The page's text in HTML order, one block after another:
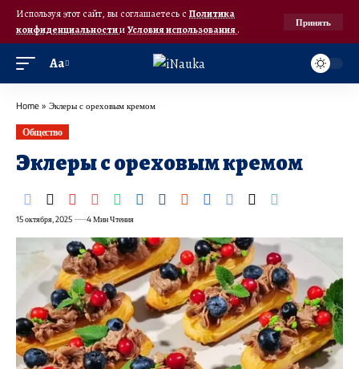
Используя этот сайт, вы соглашаетесь с Политика
конфиденциальностииУсловия использования.
Принять
Аа
Home » Эклеры с ореховым кремом
Общество
Эклеры с ореховым кремом
15 октября, 2025 4 Мин Чтения